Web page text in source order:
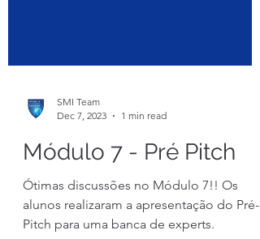
Dec 7, 2023
1 min read
Módulo 7 - Pré Pitch